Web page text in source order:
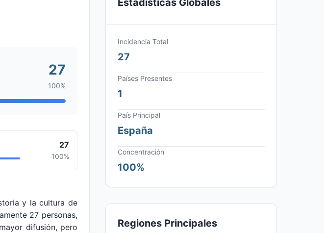
27
100%
27
100%
y la cultura de
27 personas,
difusión, pero
Estadísticas Globales
Incidencia Total
27
Países Presentes
1
País Principal
España
Concentración
100%
Regiones Principales